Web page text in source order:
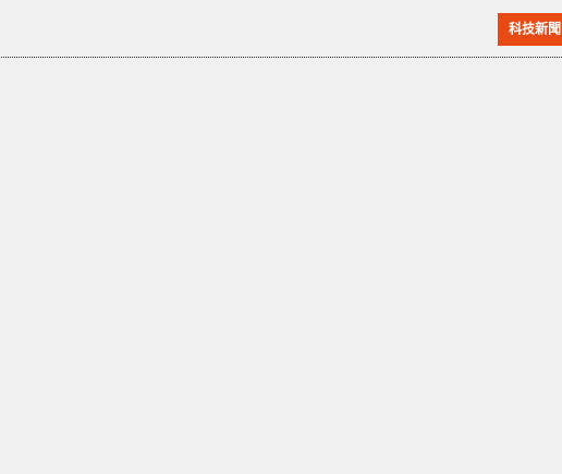
電。另外這款行動電源的無線充電是相向的，意味著你
可以透過 Tesla 車內的無線充電座或任何無線充電裝
科技新聞